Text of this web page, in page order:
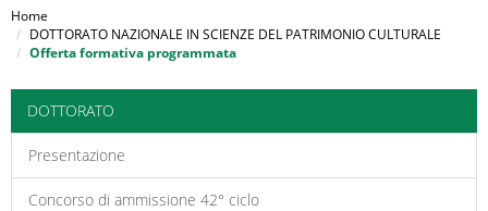
al
contenuto
principale
Home
DOTTORATO NAZIONALE IN SCIENZE DEL PATRIMONIO CULTURALE
Offerta formativa programmata
DOTTORATO
Presentazione
Concorso di ammissione 42° ciclo